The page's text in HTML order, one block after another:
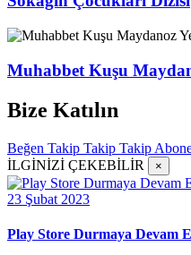
Muhabbet Kuşu
Bize Katılın
Beğen Takip Takip Takip
İLGİNİZİ ÇEKEBİLİR
×
23 Şubat 2023
Play Store Durmaya Devam